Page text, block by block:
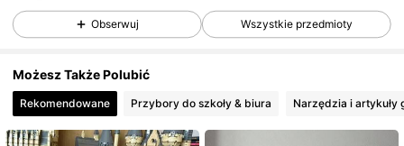
Obserwuj Wszystkie przedmioty
Możesz Także Polubić
Rekomendowane Przybory do szkoły & biura Narzędzia i artykuły